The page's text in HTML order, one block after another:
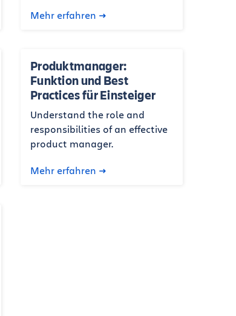
Mehr erfahren
Produktmanager:
Funktion und Best
Practices für Einsteiger
Understand the role and
responsibilities of an effective
product manager.
Mehr erfahren